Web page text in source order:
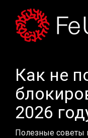
Как не
2026
Полезные советы